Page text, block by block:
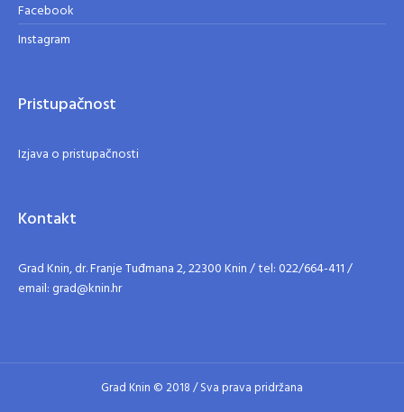
Facebook
Instagram
Pristupačnost
Izjava o pristupačnosti
Kontakt
Grad Knin, dr. Franje Tuđmana 2, 22300 Knin / tel: 022/664-411 /
email: grad@knin.hr
Grad Knin © 2018 / Sva prava pridržana